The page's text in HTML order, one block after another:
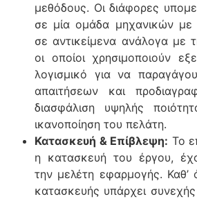
μεθόδους. Οι διάφορες
σε μία ομάδα μηχανικών με
σε αντικείμενα ανάλογα με
οι οποίοι χρησιμοποιούν
λογισμικό για να
απαιτήσεων και
διασφάλιση υψηλής
ικανοποίηση του πελάτη.
Κατασκευή & Επίβλεψη: Το
η κατασκευή του έργου,
την μελέτη εφαρμογής. Καθ’
κατασκευής υπάρχει